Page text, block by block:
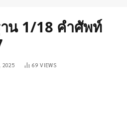
น 1/18 คำศัพท์
2025 69VIEWS